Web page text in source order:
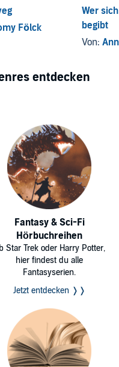
Fölck
Wer
begibt
Von:
entdecken
Fantasy & Sci-Fi
Hörbuchreihen
Star Trek oder Harry Potter,
hier findest du alle
Fantasyserien.
Jetzt entdecken ❭❭